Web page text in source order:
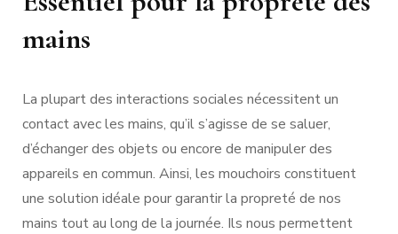
mains
La plupart des interactions sociales nécessitent un
contact avec les mains, qu’il s’agisse de se saluer,
d’échanger des objets ou encore de manipuler des
appareils en commun. Ainsi, les mouchoirs constituent
une solution idéale pour garantir la propreté de nos
mains tout au long de la journée. Ils nous permettent